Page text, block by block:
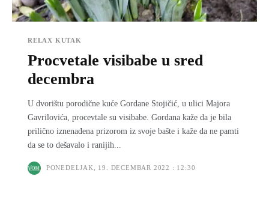
RELAX KUTAK
Procvetale visibabe u sred
decembra
U dvorištu porodične kuće Gordane Stojičić, u ulici Majora
Gavrilovića, procevtale su visibabe. Gordana kaže da je bila
prilično iznenađena prizorom iz svoje bašte i kaže da ne pamti
da se to dešavalo i ranijih...
PONEDELJAK, 19. DECEMBAR 2022 : 12:30